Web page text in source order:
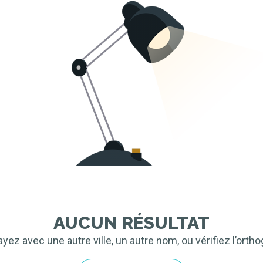
AUCUN RÉSULTAT
avec une autre ville, un autre nom, ou vérifiez